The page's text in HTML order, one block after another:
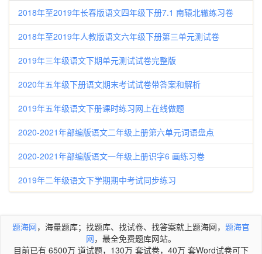
2018年至2019年长春版语文四年级下册7.1 南辕北辙练习卷
2018年至2019年人教版语文六年级下册第三单元测试卷
2019年三年级语文下期单元测试试卷完整版
2020年五年级下册语文期末考试试卷带答案和解析
2019年五年级语文下册课时练习网上在线做题
2020-2021年部编版语文二年级上册第六单元词语盘点
2020-2021年部编版语文一年级上册识字6 画练习卷
2019年二年级语文下学期期中考试同步练习
题海网，海量题库；找题库、找试卷、找答案就上题海网， 题海官
网，最全免费题库网站。
目前已有 6500万 道试题，130万 套试卷，40万 套Word试卷可下